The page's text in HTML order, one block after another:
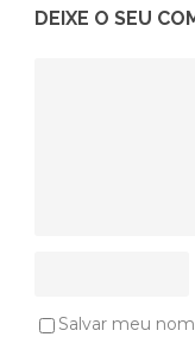
DEIXE O SEU
Salvar meu